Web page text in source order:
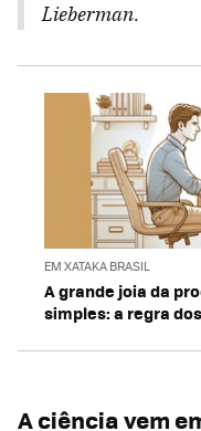
Lieberman.
EM XATAKA BRASIL
A grande joia da
simples: a regra
A ciência vem